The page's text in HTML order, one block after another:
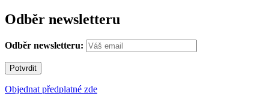
Odběr newsletteru
Odběr newsletteru:
Objednat předplatné zde